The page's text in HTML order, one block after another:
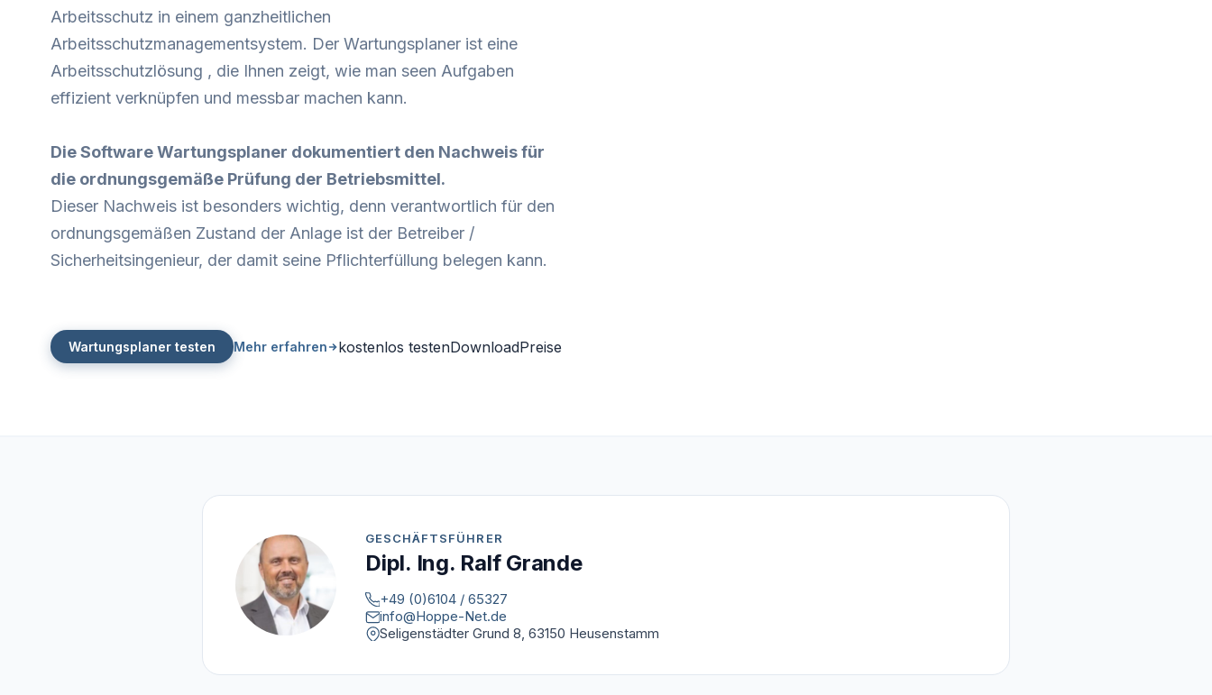
Arbeitsschutz in einem ganzheitlichen
Arbeitsschutzmanagementsystem. Der Wartungsplaner ist eine
Arbeitsschutzlösung , die Ihnen zeigt, wie man seen Aufgaben
effizient verknüpfen und messbar machen kann.
Die Software Wartungsplaner dokumentiert den Nachweis für
die ordnungsgemäße Prüfung der Betriebsmittel.
Dieser Nachweis ist besonders wichtig, denn verantwortlich für den
ordnungsgemäßen Zustand der Anlage ist der Betreiber /
Sicherheitsingenieur, der damit seine Pflichterfüllung belegen kann.
Wartungsplaner testen Mehr erfahren kostenlos testenDownloadPreise
GESCHÄFTSFÜHRER
Dipl. Ing. Ralf Grande
+49 (0)6104 / 65327
info@Hoppe-Net.de
Seligenstädter Grund 8, 63150 Heusenstamm